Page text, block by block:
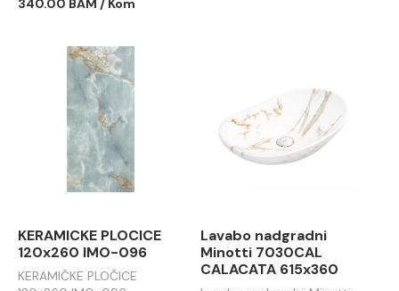
340.00 BAM / Kom
KERAMICKE PLOCICE
120x260 IMO-096
KERAMIČKE PLOČICE
Lavabo nadgradni
Minotti 7030CAL
CALACATA 615x360